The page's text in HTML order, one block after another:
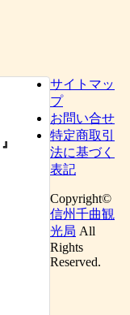
』
サイトマッ
プ
お問い合せ
特定商取引
法に基づく
表記
Copyright©
信州千曲観
光局 All
Rights
Reserved.